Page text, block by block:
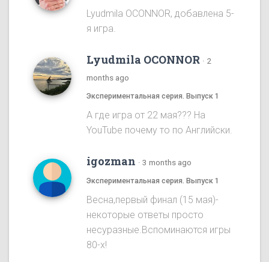
Lyudmila OCONNOR, добавлена 5-
я игра.
Lyudmila OCONNOR · 2
months ago
Экспериментальная серия. Выпуск 1
А где игра от 22 мая??? На
YouTube почему то по Английски.
igozman · 3 months ago
Экспериментальная серия. Выпуск 1
Весна,первый финал (15 мая)-
некоторые ответы просто
несуразные.Вспоминаются игры
80-х!